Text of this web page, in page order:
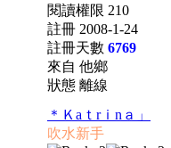
閱讀權限 210
註冊 2008-1-24
註冊天數 6769
來自 他鄉
狀態 離線
＊Ｋaｔrｉnａ」
吹水新手